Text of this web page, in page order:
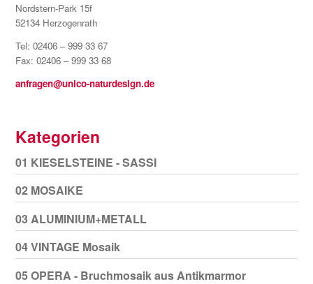
Nordstern-Park 15f
52134 Herzogenrath
Tel: 02406 – 999 33 67
Fax: 02406 – 999 33 68
anfragen@unico-naturdesign.de
Kategorien
01 KIESELSTEINE - SASSI
02 MOSAIKE
03 ALUMINIUM+METALL
04 VINTAGE Mosaik
05 OPERA - Bruchmosaik aus Antikmarmor